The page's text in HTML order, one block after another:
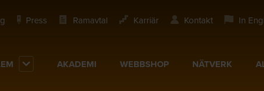
Press Ramavtal Karriär Kontakt In
AKADEMI WEBBSHOP NÄTVERK